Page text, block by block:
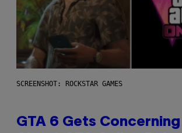
SCREENSHOT: ROCKSTAR GAMES
GTA 6 Gets